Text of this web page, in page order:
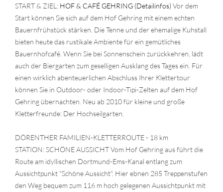
START & ZIEL: HOF & CAFÉ GEHRING (Detailinfos) Vor dem
Start können Sie sich auf dem Hof Gehring mit einem echten
Bauernfrühstück stärken. Die Tenne und der ehemalige Kuhstall
bieten heute das rustikale Ambiente für ein gemütliches
Bauernhofcafé. Wenn Sie bei Sonnenschein zurückkehren, lädt
auch der Biergarten zum geselligen Ausklang des Tages ein. Für
einen wirklich abenteuerlichen Abschluss Ihrer Klettertour
können Sie in Outdoor- oder Indoor-Tipi-Zelten auf dem Hof
Gehring übernachten. Neu ab 2010 für kleine und große
Kletterfreunde: Der Hochseilgarten.
DÖRENTHER FAMILIEN-KLETTERROUTE - 18 km
STATION: SCHÖNE AUSSICHT Vom Hof Gehring aus führt die
Route am idyllischen Dortmund-Ems-Kanal entlang zum
Aussichtpunkt "Schöne Aussicht". Hier ebnen 285 Treppenstufen
den Weg bequem zum 116 m hoch gelegenen Aussichtpunkt mit